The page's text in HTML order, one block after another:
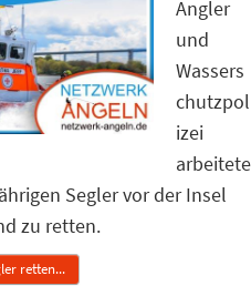
Angler
und
Wassers
chutzpol
izei
arbeitete
Segler vor der Insel
zu retten.
retten...